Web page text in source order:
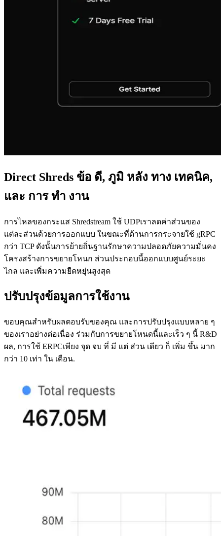
Direct Shreds ข้อ ดี, ภูมิ หลัง ทาง เทคนิค,
และ การ ทํา งาน
การไหลของกระแส Shredstream ใช้ UDPเราลดค่าส่วนของ
แต่ละส่วนด้วยการออกแบบ ในขณะที่ด้านการกระจายใช้ gRPC
กว่า TCP ดังนั้นการย้ายถิ่นฐานรักษาความปลอดภัยความมั่นคง
โครงสร้างการขยายโหนก ส่วนประกอบนี้ออกแบบศูนย์ระยะ
ไกล และเพิ่มความยืดหยุ่นสูงสุด
ปรับปรุงข้อมูลการใช้งาน
ขอบคุณสําหรับผลตอบรับของคุณ และการปรับปรุงแบบหลาย ๆ
ของเราอย่างต่อเนื่อง ร่วมกับการขยายโหนดนี้และเร็ว ๆ นี้ R&D
ผล, การใช้ ERPCเพียง จุด จบ ที่ มี แต่ ส่วน เดียว ก็ เพิ่ม ขึ้น มาก
กว่า 10 เท่า ใน เดือน.